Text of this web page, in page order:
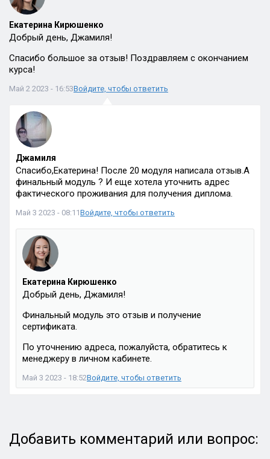
Екатерина Кирюшенко
Добрый день, Джамиля!
Спасибо большое за отзыв! Поздравляем с окончанием
курса!
Май 2 2023 - 16:53Войдите, чтобы ответить
Джамиля
Спасибо,Екатерина! После 20 модуля написала отзыв.А
финальный модуль ? И еще хотела уточнить адрес
фактического проживания для получения диплома.
Май 3 2023 - 08:11Войдите, чтобы ответить
Екатерина Кирюшенко
Добрый день, Джамиля!
Финальный модуль это отзыв и получение
сертификата.
По уточнению адреса, пожалуйста, обратитесь к
менеджеру в личном кабинете.
Май 3 2023 - 18:52Войдите, чтобы ответить
Добавить комментарий или вопрос: